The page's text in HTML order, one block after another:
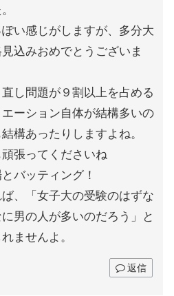
い感じがしますが、多分大
込みおめでとうございま
し問題が９割以上を占める
ーション自体が結構多いの
構あったりしますよね。
張ってくださいね
バッティング！
、「女子大の受験のはずな
男の人が多いのだろう」と
ませんよ。
返信